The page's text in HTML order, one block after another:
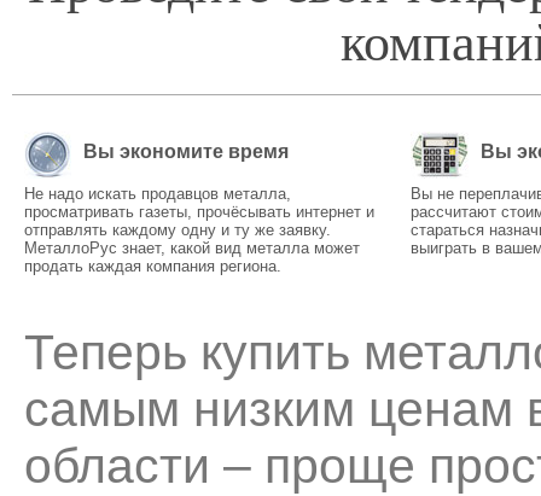
Вы экономите время
Не надо искать продавцов металла,
просматривать газеты, прочёсывать интернет и
отправлять каждому одну и ту же заявку.
МеталлоРус знает, какой вид металла может
продать каждая компания региона.
Вы
Вы не
рассчитают
стараться
выиграть в
Теперь купить
самым низким ценам
области – проще